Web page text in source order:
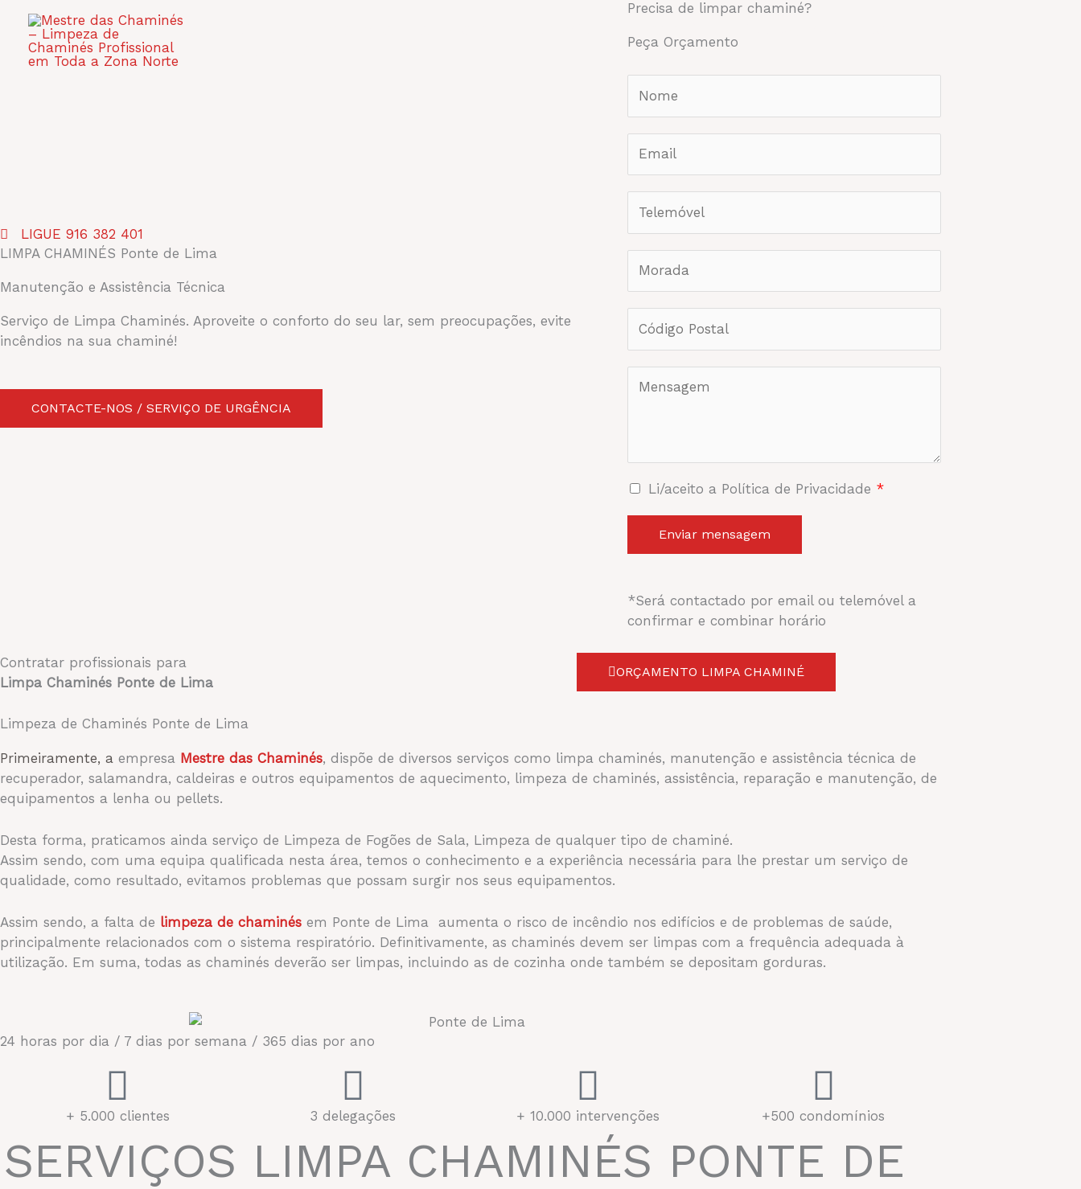
content
LIGUE 916 382 401
LIMPA CHAMINÉS Ponte de Lima
Manutenção e Assistência Técnica
Serviço de Limpa Chaminés. Aproveite o conforto do seu lar, sem preocupações, evite
incêndios na sua chaminé!
CONTACTE-NOS / SERVIÇO DE URGÊNCIA
Precisa de limpar chaminé?
Peça Orçamento
Li/aceito a Política de Privacidade *
Enviar mensagem
*Será contactado por email ou telemóvel a
confirmar e combinar horário
Contratar profissionais para
Limpa Chaminés Ponte de Lima
ORÇAMENTO LIMPA CHAMINÉ
Limpeza de Chaminés Ponte de Lima
Primeiramente, a empresa Mestre das Chaminés, dispõe de diversos serviços como limpa chaminés, manutenção e assistência técnica de
recuperador, salamandra, caldeiras e outros equipamentos de aquecimento, limpeza de chaminés, assistência, reparação e manutenção, de
equipamentos a lenha ou pellets.
Desta forma, praticamos ainda serviço de Limpeza de Fogões de Sala, Limpeza de qualquer tipo de chaminé.
Assim sendo, com uma equipa qualificada nesta área, temos o conhecimento e a experiência necessária para lhe prestar um serviço de
qualidade, como resultado, evitamos problemas que possam surgir nos seus equipamentos.
Assim sendo, a falta de limpeza de chaminés em Ponte de Lima aumenta o risco de incêndio nos edifícios e de problemas de saúde,
principalmente relacionados com o sistema respiratório. Definitivamente, as chaminés devem ser limpas com a frequência adequada à
utilização. Em suma, todas as chaminés deverão ser limpas, incluindo as de cozinha onde também se depositam gorduras.
24 horas por dia / 7 dias por semana / 365 dias por ano
+ 5.000 clientes 3 delegações + 10.000 intervenções +500 condomínios
SERVIÇOS LIMPA CHAMINÉS PONTE DE